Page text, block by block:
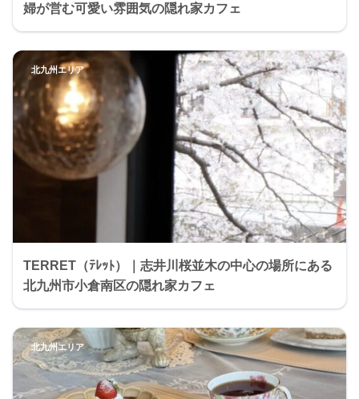
婦が営む可愛い雰囲気の隠れ家カフェ
TERRET（ﾃﾚｯﾄ）｜志井川桜並木の中心の場所にある
北九州市小倉南区の隠れ家カフェ
北九州エリア
北九州エリア